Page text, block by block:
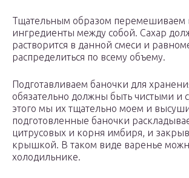
Тщательным образом перемешиваем
ингредиенты между собой. Сахар
растворится в данной смеси и
распределиться по всему объему.
Подготавливаем баночки для
обязательно должны быть чистыми и
этого мы их тщательно моем и
подготовленные баночки
цитрусовых и корня имбиря, и
крышкой. В таком виде варенье
холодильнике.